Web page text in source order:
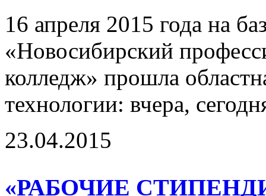
16 апреля 2015 года на
«Новосибирский
колледж» прошла
технологии: вчера,
23.04.2015
«РАБОЧИЕ